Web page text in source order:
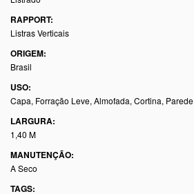
RAPPORT:
Listras Verticais
ORIGEM:
Brasil
USO:
Capa, Forração Leve, Almofada, Cortina, Parede
LARGURA:
1,40 M
MANUTENÇÃO:
A Seco
TAGS: